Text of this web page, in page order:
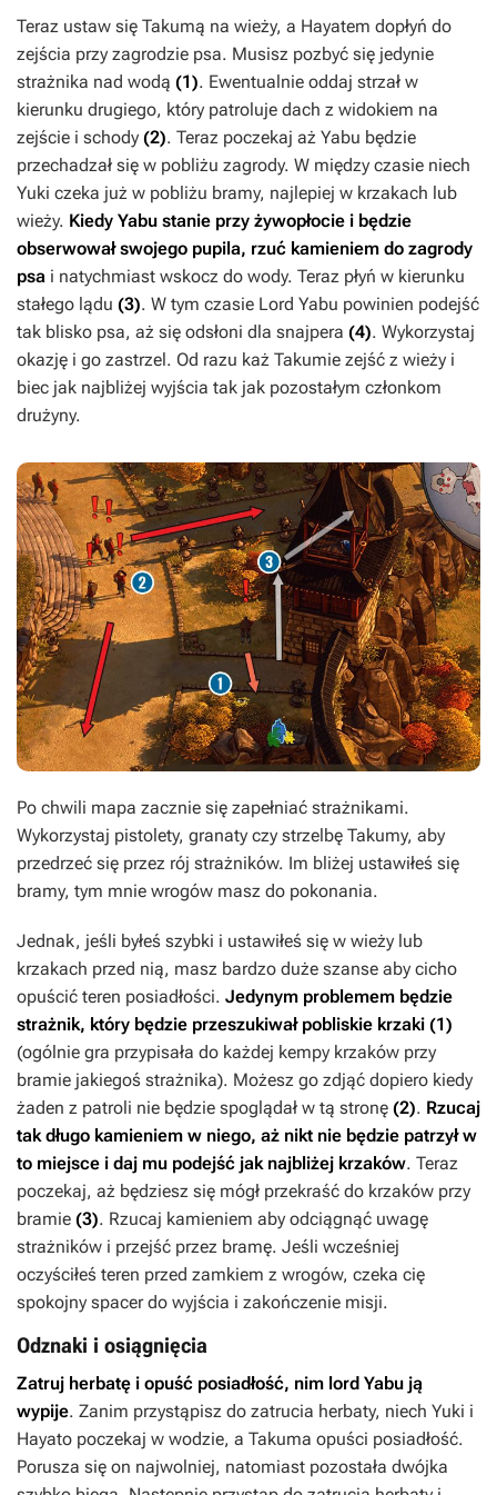
Teraz ustaw się Takumą na wieży, a Hayatem dopłyń do
zejścia przy zagrodzie psa. Musisz pozbyć się jedynie
strażnika nad wodą (1). Ewentualnie oddaj strzał w
kierunku drugiego, który patroluje dach z widokiem na
zejście i schody (2). Teraz poczekaj aż Yabu będzie
przechadzał się w pobliżu zagrody. W między czasie niech
Yuki czeka już w pobliżu bramy, najlepiej w krzakach lub
wieży. Kiedy Yabu stanie przy żywopłocie i będzie
obserwował swojego pupila, rzuć kamieniem do zagrody
psa i natychmiast wskocz do wody. Teraz płyń w kierunku
stałego lądu (3). W tym czasie Lord Yabu powinien podejść
tak blisko psa, aż się odsłoni dla snajpera (4). Wykorzystaj
okazję i go zastrzel. Od razu każ Takumie zejść z wieży i
biec jak najbliżej wyjścia tak jak pozostałym członkom
drużyny.
Po chwili mapa zacznie się zapełniać strażnikami.
Wykorzystaj pistolety, granaty czy strzelbę Takumy, aby
przedrzeć się przez rój strażników. Im bliżej ustawiłeś się
bramy, tym mnie wrogów masz do pokonania.
Jednak, jeśli byłeś szybki i ustawiłeś się w wieży lub
krzakach przed nią, masz bardzo duże szanse aby cicho
opuścić teren posiadłości. Jedynym problemem będzie
strażnik, który będzie przeszukiwał pobliskie krzaki (1)
(ogólnie gra przypisała do każdej kempy krzaków przy
bramie jakiegoś strażnika). Możesz go zdjąć dopiero kiedy
żaden z patroli nie będzie spoglądał w tą stronę (2). Rzucaj
tak długo kamieniem w niego, aż nikt nie będzie patrzył w
to miejsce i daj mu podejść jak najbliżej krzaków. Teraz
poczekaj, aż będziesz się mógł przekraść do krzaków przy
bramie (3). Rzucaj kamieniem aby odciągnąć uwagę
strażników i przejść przez bramę. Jeśli wcześniej
oczyściłeś teren przed zamkiem z wrogów, czeka cię
spokojny spacer do wyjścia i zakończenie misji.
Odznaki i osiągnięcia
Zatruj herbatę i opuść posiadłość, nim lord Yabu ją
wypije. Zanim przystąpisz do zatrucia herbaty, niech Yuki i
Hayato poczekaj w wodzie, a Takuma opuści posiadłość.
Porusza się on najwolniej, natomiast pozostała dwójka